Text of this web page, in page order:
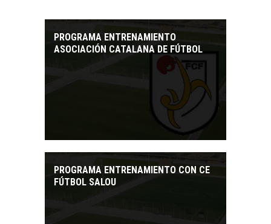
PROGRAMA ENTRENAMIENTO
ASOCIACIÓN CATALANA DE FÚTBOL
PROGRAMA ENTRENAMIENTO CON CE
FÚTBOL SALOU